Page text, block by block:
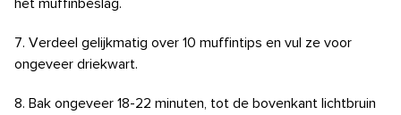
het muffinbeslag.
7. Verdeel gelijkmatig over 10 muffintips en vul ze voor
ongeveer driekwart.
8. Bak ongeveer 18-22 minuten, tot de bovenkant lichtbruin